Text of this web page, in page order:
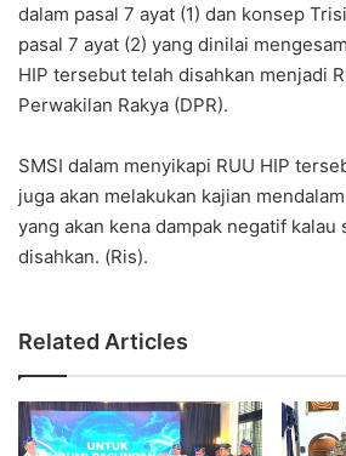
dalam pasal 7 ayat (1) dan konsep
pasal 7 ayat (2) yang dinilai
HIP tersebut telah disahkan menjadi
Perwakilan Rakya (DPR).
SMSI dalam menyikapi RUU HIP
juga akan melakukan kajian
yang akan kena dampak negatif kalau
disahkan. (Ris).
Related Articles